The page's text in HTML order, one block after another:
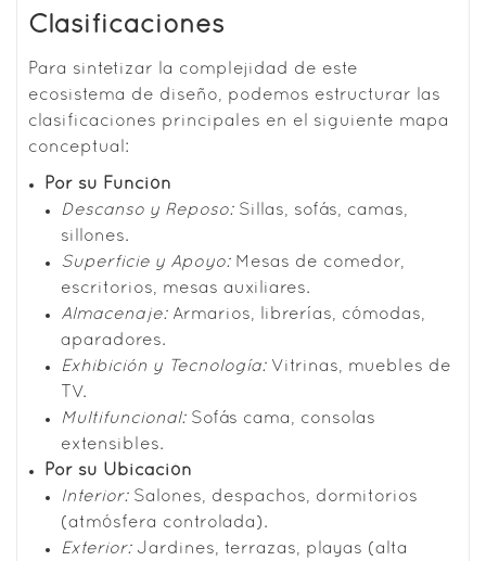
Clasificaciones
Para sintetizar la complejidad de este
ecosistema de diseño, podemos estructurar las
clasificaciones principales en el siguiente mapa
conceptual:
Por su Función
Descanso y Reposo:Sillas, sofás, camas,
sillones.
Superficie y Apoyo:Mesas de comedor,
escritorios, mesas auxiliares.
Almacenaje:Armarios, librerías, cómodas,
aparadores.
Exhibición y Tecnología:Vitrinas, muebles de
TV.
Multifuncional:Sofás cama, consolas
extensibles.
Por su Ubicación
Interior:Salones, despachos, dormitorios
(atmósfera controlada).
Exterior:Jardines, terrazas, playas (alta